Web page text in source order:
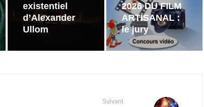
existentiel
d’Alexander
Ullom
2026 DU FILM
ARTISANAL :
le jury
Suivant